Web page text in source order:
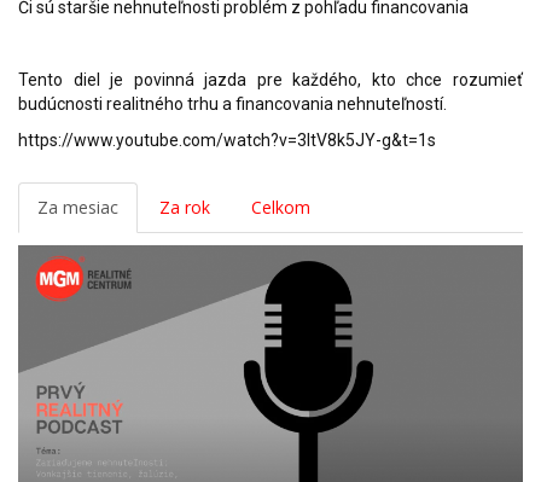
Či sú staršie nehnuteľnosti problém z pohľadu financovania
Tento diel je povinná jazda pre každého, kto chce rozumieť
budúcnosti realitného trhu a financovania nehnuteľností.
https://www.youtube.com/watch?v=3ltV8k5JY-g&t=1s
Za mesiac Za rok Celkom